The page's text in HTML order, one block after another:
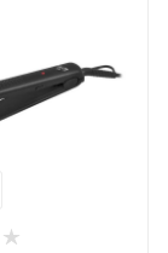
в пункте